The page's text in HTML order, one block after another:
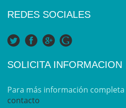
REDES SOCIALES
SOLICITA INFORMACION
Para más información
contacto